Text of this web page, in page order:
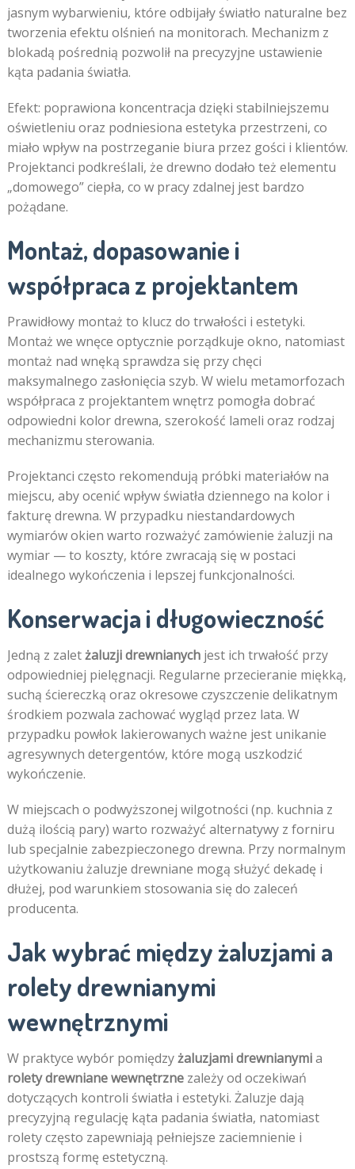
jasnym wybarwieniu, które odbijały światło naturalne bez
tworzenia efektu olśnień na monitorach. Mechanizm z
blokadą pośrednią pozwolił na precyzyjne ustawienie
kąta padania światła.
Efekt: poprawiona koncentracja dzięki stabilniejszemu
oświetleniu oraz podniesiona estetyka przestrzeni, co
miało wpływ na postrzeganie biura przez gości i klientów.
Projektanci podkreślali, że drewno dodało też elementu
„domowego” ciepła, co w pracy zdalnej jest bardzo
pożądane.
Montaż, dopasowanie i
współpraca z projektantem
Prawidłowy montaż to klucz do trwałości i estetyki.
Montaż we wnęce optycznie porządkuje okno, natomiast
montaż nad wnęką sprawdza się przy chęci
maksymalnego zasłonięcia szyb. W wielu metamorfozach
współpraca z projektantem wnętrz pomogła dobrać
odpowiedni kolor drewna, szerokość lameli oraz rodzaj
mechanizmu sterowania.
Projektanci często rekomendują próbki materiałów na
miejscu, aby ocenić wpływ światła dziennego na kolor i
fakturę drewna. W przypadku niestandardowych
wymiarów okien warto rozważyć zamówienie żaluzji na
wymiar — to koszty, które zwracają się w postaci
idealnego wykończenia i lepszej funkcjonalności.
Konserwacja i długowieczność
Jedną z zaletżaluzji drewnianychjest ich trwałość przy
odpowiedniej pielęgnacji. Regularne przecieranie miękką,
suchą ściereczką oraz okresowe czyszczenie delikatnym
środkiem pozwala zachować wygląd przez lata. W
przypadku powłok lakierowanych ważne jest unikanie
agresywnych detergentów, które mogą uszkodzić
wykończenie.
W miejscach o podwyższonej wilgotności (np. kuchnia z
dużą ilością pary) warto rozważyć alternatywy z forniru
lub specjalnie zabezpieczonego drewna. Przy normalnym
użytkowaniu żaluzje drewniane mogą służyć dekadę i
dłużej, pod warunkiem stosowania się do zaleceń
producenta.
Jak wybrać między żaluzjami a
rolety drewnianymi
wewnętrznymi
W praktyce wybór pomiędzyżaluzjami drewnianymia
rolety drewniane wewnętrznezależy od oczekiwań
dotyczących kontroli światła i estetyki. Żaluzje dają
precyzyjną regulację kąta padania światła, natomiast
rolety często zapewniają pełniejsze zaciemnienie i
prostszą formę estetyczną.